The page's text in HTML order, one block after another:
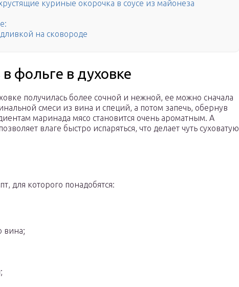
куриные окорочка в соусе из майонеза
на сковороде
фольге в духовке
получилась более сочной и нежной, ее можно сначала
смеси из вина и специй, а потом запечь, обернув
маринада мясо становится очень ароматным. А
влаге быстро испаряться, что делает чуть суховатую
для которого понадобятся:
вина;